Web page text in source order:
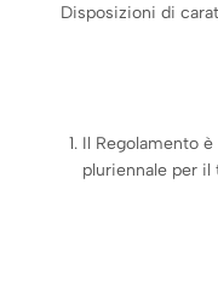
Disposizioni di
Il Regolamento
pluriennale per